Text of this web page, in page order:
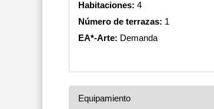
Habitaciones: 4
Número de terrazas: 1
EA*-Arte: Demanda
Equipamiento